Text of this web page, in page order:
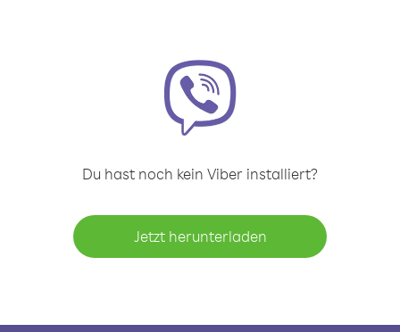
Du hast noch kein Viber installiert?
Jetzt herunterladen